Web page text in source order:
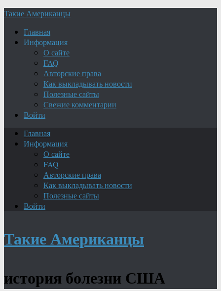
Такие Американцы
Главная
Информация
О сайте
FAQ
Авторские права
Как выкладывать новости
Полезные сайты
Свежие комментарии
Войти
Главная
Информация
О сайте
FAQ
Авторские права
Как выкладывать новости
Полезные сайты
Войти
Такие Американцы
история болезни США